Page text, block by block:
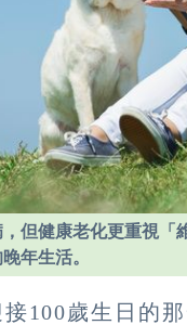
但健康老化更重視
年生活。
100歲生日的